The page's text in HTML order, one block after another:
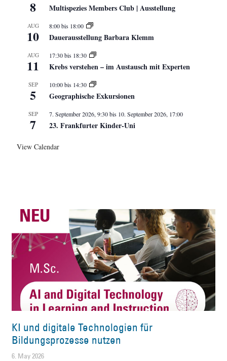
8 Multispezies Members Club | Ausstellung
AUG
10
8:00bis 18:00
Dauerausstellung Barbara Klemm
AUG
11
17:30bis 18:30
Krebs verstehen – im Austausch mit Experten
SEP
5
10:00bis 14:30
Geographische Exkursionen
SEP
7
7. September 2026, 9:30bis 10. September 2026, 17:00
23. Frankfurter Kinder-Uni
View Calendar
KI und digitale Technologien für
Bildungsprozesse nutzen
6. May 2026